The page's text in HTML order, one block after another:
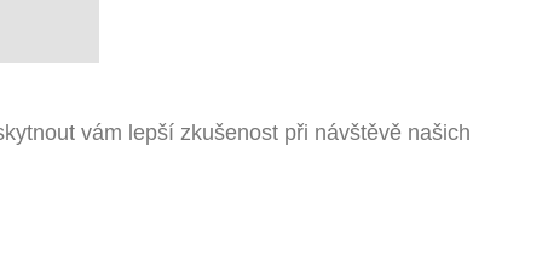
vám lepší zkušenost při návštěvě našich